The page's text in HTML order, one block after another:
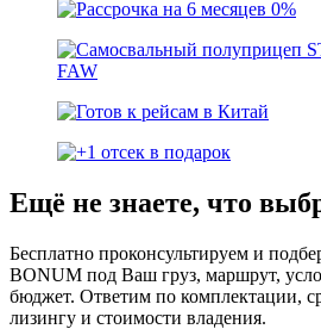
Ещё не знаете, что
Бесплатно проконсультируем и
BONUM под Ваш груз, маршрут,
бюджет. Ответим по комплектации,
лизингу и стоимости владения.